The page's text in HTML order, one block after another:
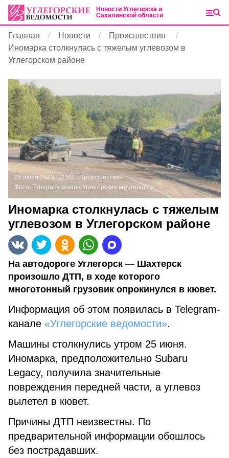
Новости Углегорска и
Сахалинской области
Главная Новости
Происшествия
Иномарка столкнулась с тяжелым углевозом в
Углегорском районе
25 июня 2023, 12:58
Происшествия
Фото: Telegram-канал «Углегорские ведомости»
Иномарка столкнулась с тяжелым
углевозом в Углегорском районе
На автодороге Углегорск — Шахтерск
произошло ДТП, в ходе которого
многотонный грузовик опрокинулся в кювет.
Информация об этом появилась в Telegram-
канале «Углегорские ведомости».
Машины столкнулись утром 25 июня.
Иномарка, предположительно Subaru
Legacy, получила значительные
повреждения передней части, а углевоз
вылетел в кювет.
Причины ДТП неизвестны. По
предварительной информации обошлось
без пострадавших.